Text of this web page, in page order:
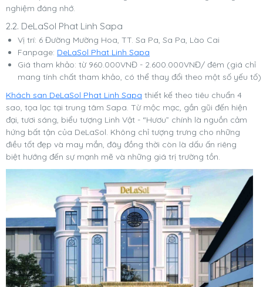
nghiệm đáng nhớ.
2.2. DeLaSol Phat Linh Sapa
Vị trí: 6 Đường Mường Hoa, TT. Sa Pa, Sa Pa, Lào Cai
Fanpage: DeLaSol Phat Linh Sapa
Giá tham khảo: từ 960.000VNĐ - 2.600.000VNĐ/ đêm (giá chỉ
mang tính chất tham khảo, có thể thay đổi theo một số yếu tố)
Khách san DeLaSol Phat Linh Sapa thiết kế theo tiêu chuẩn 4
sao, tọa lạc tại trung tâm Sapa. Từ mộc mạc, gần gũi đến hiện
đại, tươi sáng, biểu tượng Linh Vật - “Hươu” chính là nguồn cảm
hứng bất tận của DeLaSol. Không chỉ tượng trưng cho những
điều tốt đẹp và may mắn, đây đồng thời còn là dấu ấn riêng
biệt hướng đến sự mạnh mẽ và những giá trị trường tồn.